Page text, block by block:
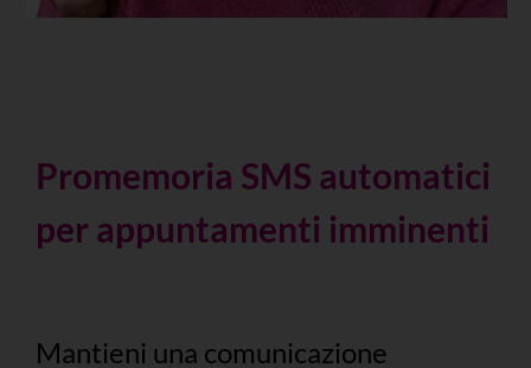
Promemoria SMS automatici
per appuntamenti imminenti
Mantieni una comunicazione